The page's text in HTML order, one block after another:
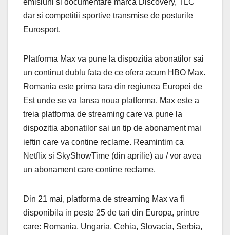
dar si competitii sportive transmise de posturile
Eurosport.
Platforma Max va pune la dispozitia abonatilor sai
un continut dublu fata de ce ofera acum HBO Max.
Romania este prima tara din regiunea Europei de
Est unde se va lansa noua platforma. Max este a
treia platforma de streaming care va pune la
dispozitia abonatilor sai un tip de abonament mai
ieftin care va contine reclame. Reamintim ca
Netflix si SkyShowTime (din aprilie) au / vor avea
un abonament care contine reclame.
Din 21 mai, platforma de streaming Max va fi
disponibila in peste 25 de tari din Europa, printre
care: Romania, Ungaria, Cehia, Slovacia, Serbia,